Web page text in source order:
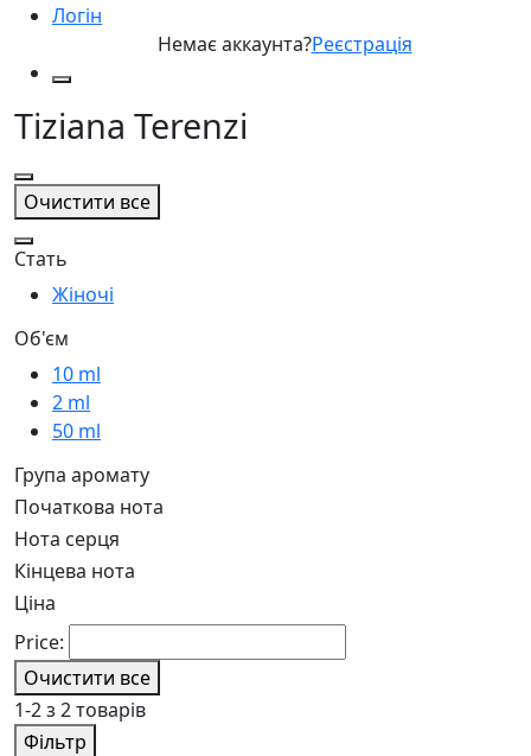
Логін
Немає аккаунта?Реєстрація
Tiziana Terenzi
Очистити все
Стать
Жіночі
Об'єм
10 ml
2 ml
50 ml
Група аромату
Початкова нота
Нота серця
Кінцева нота
Ціна
Price:
Очистити все
1-2 з 2 товарів
Фільтр